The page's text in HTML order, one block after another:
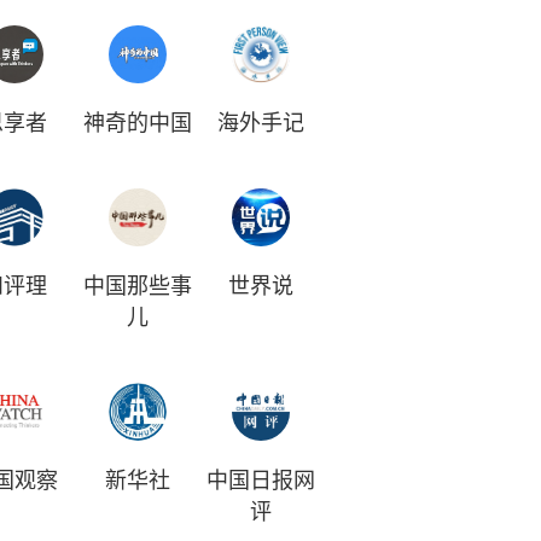
者 神奇的中国 海外手记
理
中国那些事
儿
世界说
观察 新华社
中国日报网
评